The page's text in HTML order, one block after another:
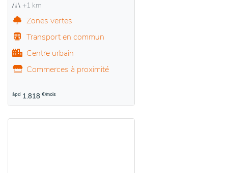
+1 km
Zones vertes
Transport en commun
Centre urbain
Commerces à proximité
àpd 1.818 €/mois